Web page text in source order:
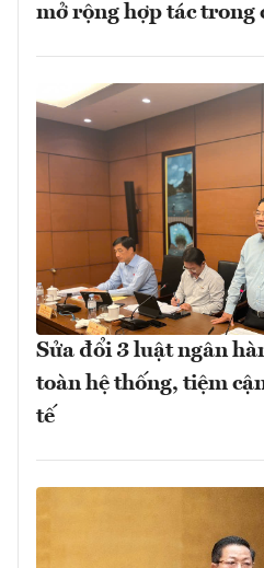
mở rộng hợp tác trong
Sửa đổi 3 luật ngân
toàn hệ thống, tiệm
tế